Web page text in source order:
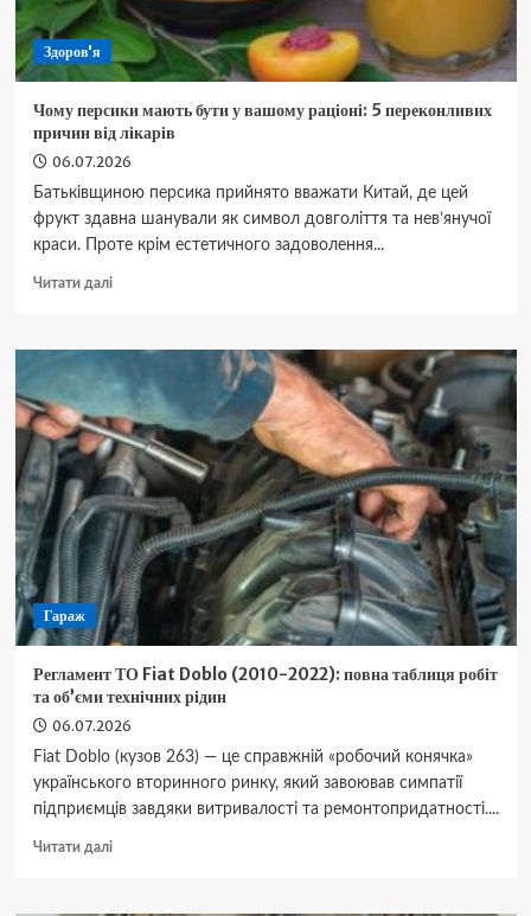
Здоров'я
Чому персики мають бути у вашому раціоні: 5 переконливих
причин від лікарів
06.07.2026
Батьківщиною персика прийнято вважати Китай, де цей
фрукт здавна шанували як символ довголіття та нев’янучої
краси. Проте крім естетичного задоволення...
Читати даліДокладніше
персики
у
вашому
раціоні:
5
переконливих
причин
від
лікарів
Гараж
Регламент ТО Fiat Doblo (2010-2022): повна таблиця робіт
та об’єми технічних рідин
06.07.2026
Fiat Doblo (кузов 263) — це справжній «робочий конячка»
українського вторинного ринку, який завоював симпатії
підприємців завдяки витривалості та ремонтопридатності....
Читати даліДокладніше
ТО